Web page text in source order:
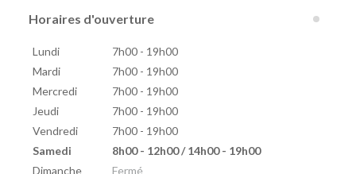
Horaires d'ouverture
Lundi
7h00 - 19h00
Mardi
7h00 - 19h00
Mercredi
7h00 - 19h00
Jeudi
7h00 - 19h00
Vendredi
7h00 - 19h00
Samedi
8h00 - 12h00 / 14h00 - 19h00
Dimanche
Fermé